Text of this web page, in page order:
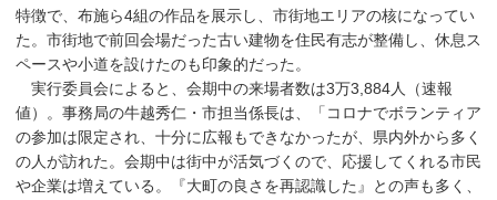
特徴で、布施ら4組の作品を展示し、市街地エリアの核になってい
た。市街地で前回会場だった古い建物を住民有志が整備し、休息ス
ペースや小道を設けたのも印象的だった。
実行委員会によると、会期中の来場者数は3万3,884人（速報
値）。事務局の牛越秀仁・市担当係長は、「コロナでボランティア
の参加は限定され、十分に広報もできなかったが、県内外から多く
の人が訪れた。会期中は街中が活気づくので、応援してくれる市民
や企業は増えている。『大町の良さを再認識した』との声も多く、